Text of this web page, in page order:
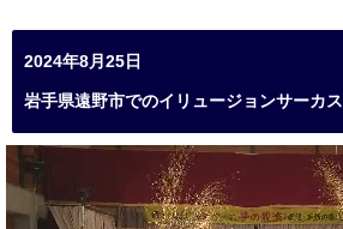
2024年8月25日
岩手県遠野市でのイリュージョンサーカス